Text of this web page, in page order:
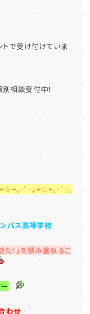
で受け付けていま
相談受付中！
｡･ﾟ･｡+☆+｡･ﾟ･｡
パス高等学校
！」を積み重ねるこ
わせ